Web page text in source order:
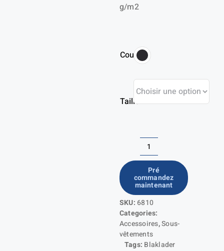
g/m2
Couleur
Taille
quantité
de
Ensemble
sous-
vêtements
LIGHT
Pré
commandez
maintenant
SKU: 6810
Categories:
Accessoires,Sous-
vêtements
Tags: Blaklader